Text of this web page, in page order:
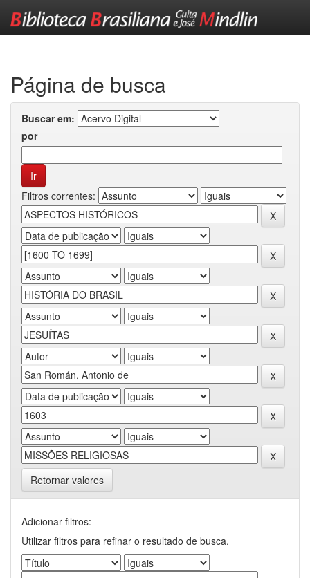
Página de busca
Buscar em:
por
Filtros correntes:
Retornar valores
Adicionar filtros:
Utilizar filtros para refinar o resultado de busca.